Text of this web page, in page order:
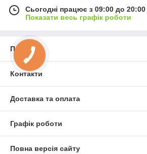
Сьогодні працює з 09:00 до 20:00
Показати весь графік роботи
Про нас
Контакти
Доставка та оплата
Графік роботи
Повна версія сайту
КНОПКА
ЗВ'ЯЗКУ